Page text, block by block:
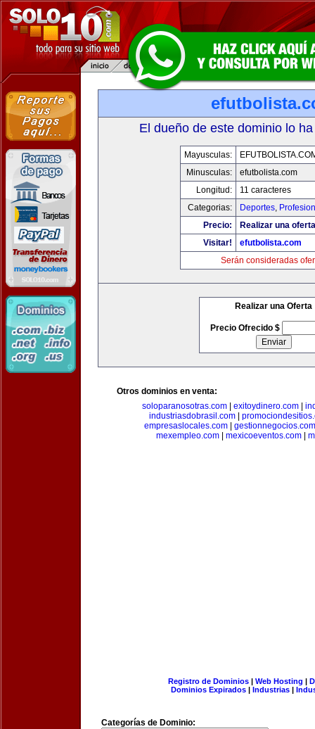
El dueño de este dominio lo
Mayusculas:
Minusculas:
efutbolista.com
Longitud:
11 caracteres
Categorias:
Deportes,
Precio:
Realizar una
Visitar!
efutbolista.com
Serán consideradas
Realizar una Oferta
Precio Ofrecido $
Otros dominios en venta:
soloparanosotras.com
exitoydinero.com
industriasdobrasil.com|
empresaslocales.com| gestionnegocios.com
mexempleo.com| mexicoeventos.com|
Registro de Dominios| Web Hosting |
Dominios Expirados | Industrias |
Categorías de Dominio: